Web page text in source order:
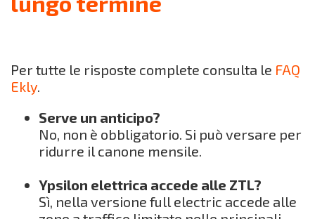
Per tutte le risposte complete consulta le FAQ
Ekly.
Serve un anticipo?
No, non è obbligatorio. Si può versare per
ridurre il canone mensile.
Ypsilon elettrica accede alle ZTL?
Sì, nella versione full electric accede alle